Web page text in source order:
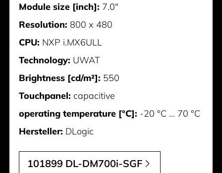
Module size [inch]: 7.0"
Resolution: 800 x 480
CPU: NXP i.MX6ULL
Technology: UWAT
Brightness [cd/m²]: 550
Touchpanel: capacitive
operating temperature [°C]: -20 °C ... 70 °C
Hersteller: DLogic
101899 DL-DM700i-SGF